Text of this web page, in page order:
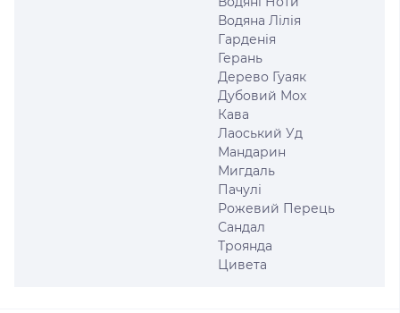
Водяна Лілія
Гарденія
Герань
Дерево Гуаяк
Дубовий Мох
Кава
Лаоський Уд
Мандарин
Мигдаль
Пачулі
Рожевий Перець
Сандал
Троянда
Цивета